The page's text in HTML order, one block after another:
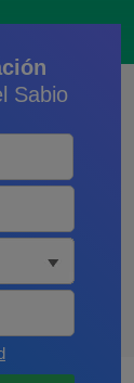
Sabio